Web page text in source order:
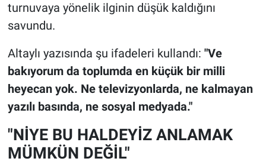
turnuvaya yönelik ilginin düşük kaldığını
savundu.
Altaylı yazısında şu ifadeleri kullandı: "Ve
bakıyorum da toplumda en küçük bir milli
heyecan yok. Ne televizyonlarda, ne kalmayan
yazılı basında, ne sosyal medyada."
"NİYE BU HALDEYİZ ANLAMAK
MÜMKÜN DEĞİL"